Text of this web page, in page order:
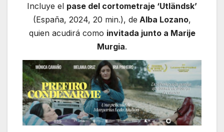
Incluye el pase del cortometraje ‘Utländsk’
(España, 2024, 20 min.), de Alba Lozano,
quien acudirá como invitada junto a Marije
Murgia.